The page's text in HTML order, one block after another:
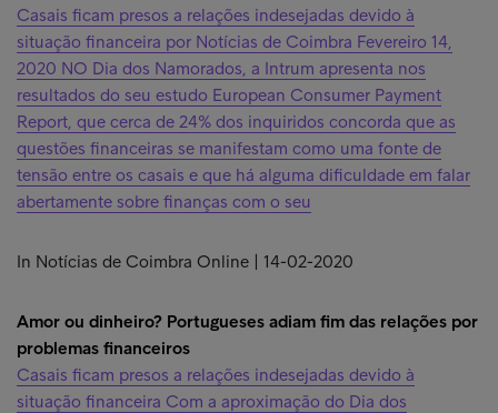
Casais ficam presos a relações indesejadas devido à
situação financeira por Notícias de Coimbra Fevereiro 14,
2020 NO Dia dos Namorados, a Intrum apresenta nos
resultados do seu estudo European Consumer Payment
Report, que cerca de 24% dos inquiridos concorda que as
questões financeiras se manifestam como uma fonte de
tensão entre os casais e que há alguma dificuldade em falar
abertamente sobre finanças com o seu
In Notícias de Coimbra Online | 14-02-2020
Amor ou dinheiro? Portugueses adiam fim das relações por
problemas financeiros
Casais ficam presos a relações indesejadas devido à
situação financeira Com a aproximação do Dia dos